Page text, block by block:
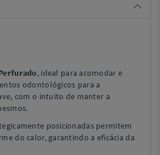
, ideal para acomodar e
odontológicos para a
com o intuito de manter a
posicionadas permitem
do calor, garantindo a eficácia da